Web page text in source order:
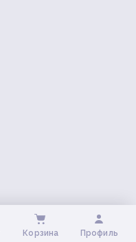
Корзина Профиль